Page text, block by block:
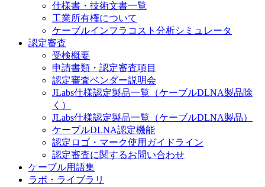
仕様書・技術文書一覧
工業所有権について
ケーブルインフラコスト分析シミュレータ
認定審査
受検概要
申請書類・認定審査項目
認定審査ベンダー説明会
JLabs仕様認定製品一覧（ケーブルDLNA製品除
く）
JLabs仕様認定製品一覧（ケーブルDLNA製品）
ケーブルDLNA認定機能
認定ロゴ・マーク使用ガイドライン
認定審査に関するお問い合わせ
ケーブル用語集
ラボ・ライブラリ